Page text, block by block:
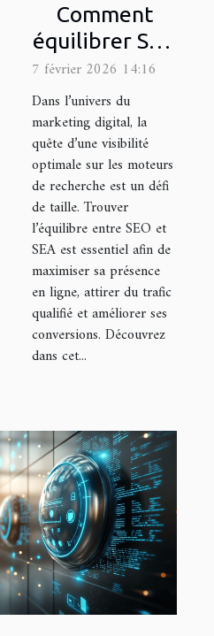
Comment
équilibrer SEO
et SEA pour
une visibilité
optimale ?
7 février 2026 14:16
Dans l’univers du
marketing digital, la
quête d’une visibilité
optimale sur les moteurs
de recherche est un défi
de taille. Trouver
l’équilibre entre SEO et
SEA est essentiel afin de
maximiser sa présence
en ligne, attirer du trafic
qualifié et améliorer ses
conversions. Découvrez
dans cet...